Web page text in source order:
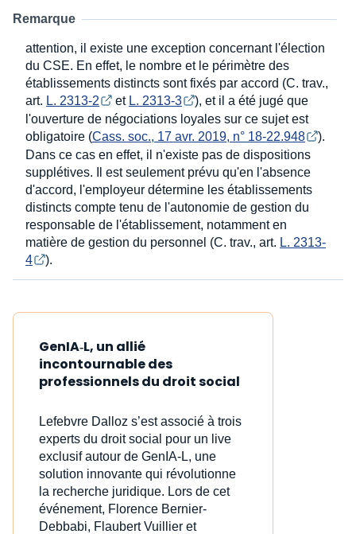
Remarque
attention, il existe une exception concernant l'élection
du CSE. En effet, le nombre et le périmètre des
établissements distincts sont fixés par accord (C. trav.,
art. L. 2313-2 et L. 2313-3
), et il a été jugé que
l'ouverture de négociations loyales sur ce sujet est
obligatoire (Cass. soc., 17 avr. 2019, n° 18-22.948
).
Dans ce cas en effet, il n'existe pas de dispositions
supplétives. Il est seulement prévu qu'en l'absence
d'accord, l'employeur détermine les établissements
distincts compte tenu de l'autonomie de gestion du
responsable de l'établissement, notamment en
matière de gestion du personnel (C. trav., art. L. 2313-
4
).
GenIA‑L, un allié
incontournable des
professionnels du droit social
Lefebvre Dalloz s’est associé à trois
experts du droit social pour un live
exclusif autour de GenIA‑L, une
solution innovante qui révolutionne
la recherche juridique. Lors de cet
événement, Florence Bernier-
Debbabi, Flaubert Vuillier et